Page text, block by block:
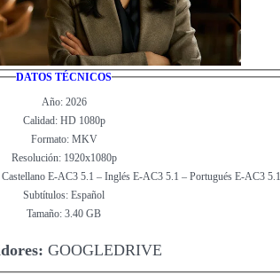
DATOS TÉCNICOS
Año: 2026
Calidad: HD 1080p
Formato: MKV
Resolución: 1920x1080p
E-AC3 5.1 – Inglés E-AC3 5.1 – Portugués E-AC3 5.1
Subtítulos: Español
Tamaño: 3.40 GB
GOOGLEDRIVE